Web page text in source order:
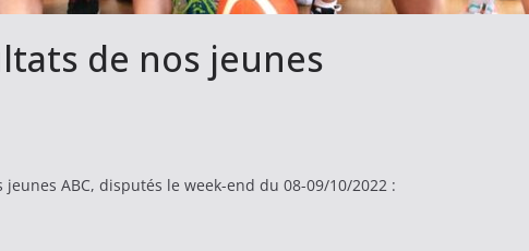
de nos jeunes
ABC, disputés le week-end du 08-09/10/2022 :